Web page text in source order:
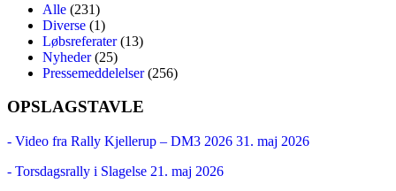
Alle (231)
Diverse (1)
Løbsreferater(13)
Nyheder(25)
Pressemeddelelser(256)
OPSLAGSTAVLE
- Video fra Rally Kjellerup – DM3 2026 31. maj 2026
- Torsdagsrally i Slagelse 21. maj 2026